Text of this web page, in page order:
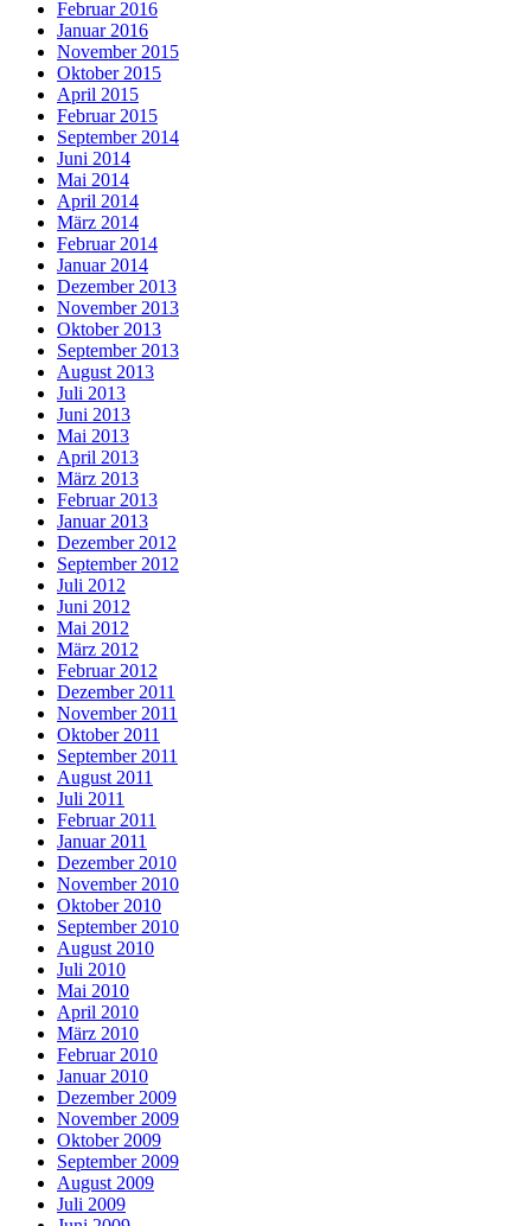
Februar 2016
Januar 2016
November 2015
Oktober 2015
April 2015
Februar 2015
September 2014
Juni 2014
Mai 2014
April 2014
März 2014
Februar 2014
Januar 2014
Dezember 2013
November 2013
Oktober 2013
September 2013
August 2013
Juli 2013
Juni 2013
Mai 2013
April 2013
März 2013
Februar 2013
Januar 2013
Dezember 2012
September 2012
Juli 2012
Juni 2012
Mai 2012
März 2012
Februar 2012
Dezember 2011
November 2011
Oktober 2011
September 2011
August 2011
Juli 2011
Februar 2011
Januar 2011
Dezember 2010
November 2010
Oktober 2010
September 2010
August 2010
Juli 2010
Mai 2010
April 2010
März 2010
Februar 2010
Januar 2010
Dezember 2009
November 2009
Oktober 2009
September 2009
August 2009
Juli 2009